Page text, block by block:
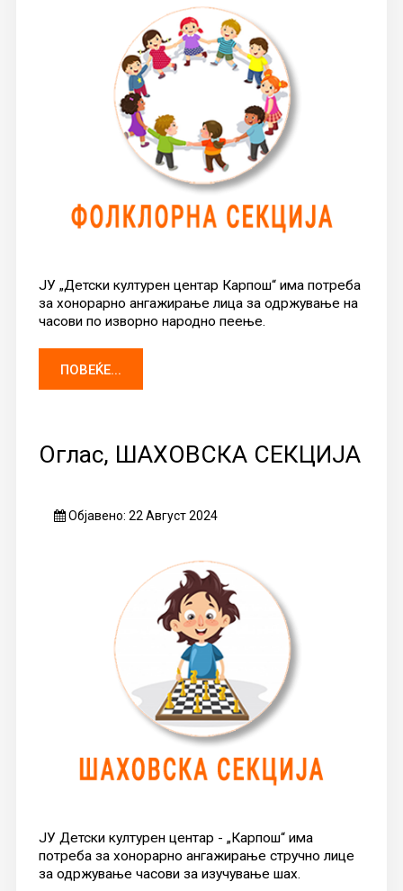
ЈУ „Детски културен центар Карпош“ има потреба
за хонорарно ангажирање лица за одржување на
часови по изворно народно пеење.
ПОВЕЌЕ...
Оглас, ШАХОВСКА СЕКЦИЈА
Објавено: 22 Август 2024
ЈУ Детски културен центар - „Карпош“ има
потреба за хонорарно ангажирање стручно лице
за одржување часови за изучување шах.